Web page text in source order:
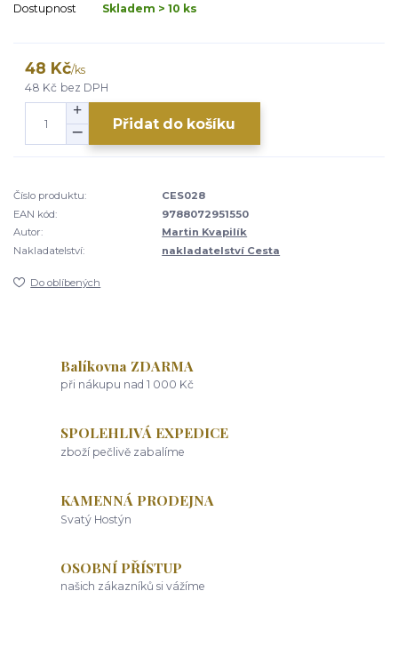
Dostupnost Skladem > 10 ks
48 Kč/ks
48 Kč bez DPH
Přidat do košíku
Číslo produktu:
CES028
EAN kód:
9788072951550
Autor:
Martin Kvapilík
Nakladatelství:
nakladatelství Cesta
Do oblíbených
Balíkovna ZDARMA
při nákupu nad 1 000 Kč
SPOLEHLIVÁ EXPEDICE
zboží pečlivě zabalíme
KAMENNÁ PRODEJNA
Svatý Hostýn
OSOBNÍ PŘÍSTUP
našich zákazníků si vážíme